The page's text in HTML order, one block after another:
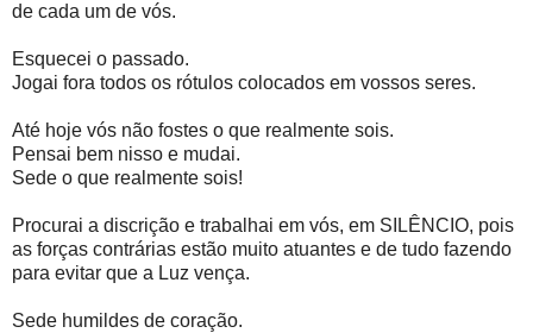
de cada um de vós.
Esquecei o passado.
Jogai fora todos os rótulos colocados em vossos seres.
Até hoje vós não fostes o que realmente sois.
Pensai bem nisso e mudai.
Sede o que realmente sois!
Procurai a discrição e trabalhai em vós, em SILÊNCIO, pois
as forças contrárias estão muito atuantes e de tudo fazendo
para evitar que a Luz vença.
Sede humildes de coração.